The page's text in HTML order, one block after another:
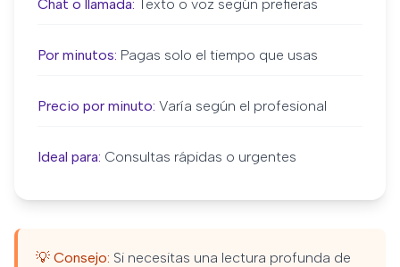
Chat o llamada: Texto o voz según prefieras
Por minutos: Pagas solo el tiempo que usas
Precio por minuto: Varía según el profesional
Ideal para: Consultas rápidas o urgentes
💡 Consejo: Si necesitas una lectura profunda de